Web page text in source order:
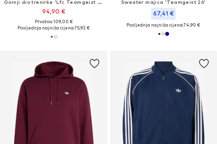
Gornji dio trenirke 'Lfc Teamgeist 26'
94,90 €
Prvotno: 109,00 €
Posljednja najniža cijena:75,92 €
Sweater majica 'Teamgeist 26'
67,41 €
Posljednja najniža cijena:74,90 €